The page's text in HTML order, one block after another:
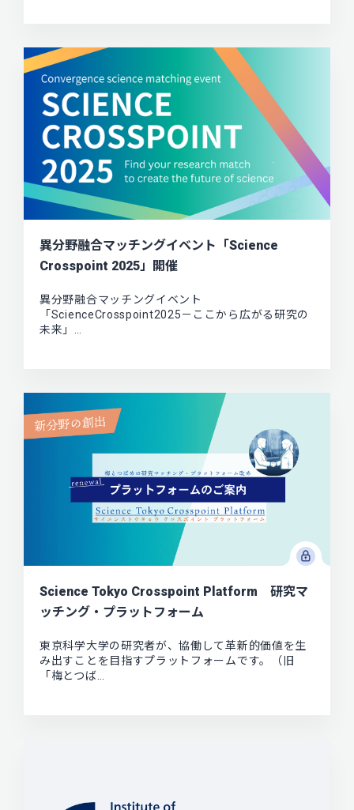
異分野融合マッチングイベント「Science
Crosspoint 2025」開催
異分野融合マッチングイベント
「ScienceCrosspoint2025－ここから広がる研究の
未来」…
Science Tokyo Crosspoint Platform 研究マ
ッチング・プラットフォーム
東京科学大学の研究者が、協働して革新的価値を生
み出すことを目指すプラットフォームです。（旧
「梅とつば…